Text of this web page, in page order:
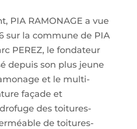
PIA RAMONAGE a vue
sur la commune de PIA
PEREZ, le fondateur
depuis son plus jeune
et le multi-
façade et
des toitures-
de toitures-